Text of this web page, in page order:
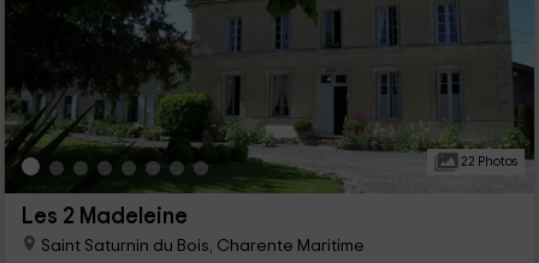
22 Photos
Les 2 Madeleine
Saint Saturnin du Bois, Charente Maritime